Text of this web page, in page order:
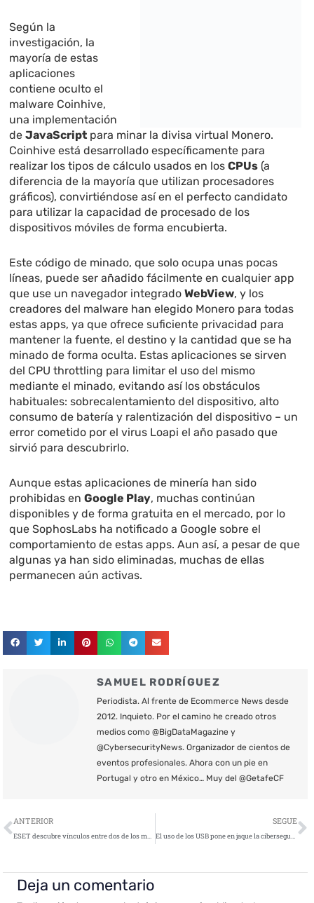
Según la
investigación, la
mayoría de estas
aplicaciones
contiene oculto el
malware Coinhive,
una implementación
deJavaScript para minar la divisa virtual Monero.
Coinhive está desarrollado específicamente para
realizar los tipos de cálculo usados en losCPUs (a
diferencia de la mayoría que utilizan procesadores
gráficos), convirtiéndose así en el perfecto candidato
para utilizar la capacidad de procesado de los
dispositivos móviles de forma encubierta.
Este código de minado, que solo ocupa unas pocas
líneas, puede ser añadido fácilmente en cualquier app
que use un navegador integradoWebView, y los
creadores del malware han elegido Monero para todas
estas apps, ya que ofrece suficiente privacidad para
mantener la fuente, el destino y la cantidad que se ha
minado de forma oculta. Estas aplicaciones se sirven
del CPU throttling para limitar el uso del mismo
mediante el minado, evitando así los obstáculos
habituales: sobrecalentamiento del dispositivo, alto
consumo de batería y ralentización del dispositivo – un
error cometido por el virus Loapi el año pasado que
sirvió para descubrirlo.
Aunque estas aplicaciones de minería han sido
prohibidas enGoogle Play, muchas continúan
disponibles y de forma gratuita en el mercado, por lo
que SophosLabs ha notificado a Google sobre el
comportamiento de estas apps. Aun así, a pesar de que
algunas ya han sido eliminadas, muchas de ellas
permanecen aún activas.
SAMUEL RODRÍGUEZ
Periodista. Al frente de Ecommerce News desde
2012. Inquieto. Por el camino he creado otros
medios como @BigDataMagazine y
@CybersecurityNews. Organizador de cientos de
eventos profesionales. Ahora con un pie en
Portugal y otro en México… Muy del @GetafeCF
Ant
ANTERIOR
ESET descubre vínculos entre dos de los mayores ataques a la ciberseguridad mundial
SEGUE
El uso de los USB pone en jaque la ciberseguridad de las empresas
Deja un comentario